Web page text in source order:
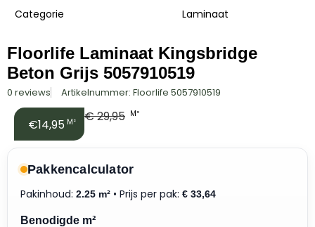
Categorie Laminaat
Floorlife Laminaat Kingsbridge
Beton Grijs 5057910519
0 reviews Artikelnummer: Floorlife 5057910519
€14,95 M² €29,95 M²
Pakkencalculator
Pakinhoud: 2.25 m² • Prijs per pak: € 33,64
Benodigde m²